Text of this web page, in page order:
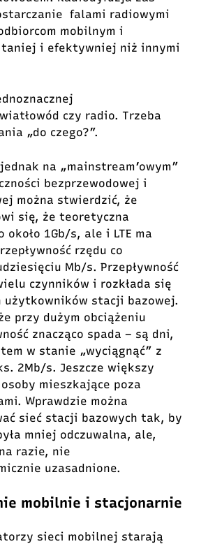
falami radiowymi
mobilnym i
taniej i efektywniej niż innymi
czy radio. Trzeba
„do czego?”.
na „mainstream’owym”
bezprzewodowej i
można stwierdzić, że
się, że teoretyczna
około 1Gb/s, ale i LTE ma
rzędu co
Mb/s. Przepływność
czynników i rozkłada się
użytkowników stacji bazowej.
przy dużym obciążeniu
znacząco spada – są dni,
w stanie „wyciągnąć” z
2Mb/s. Jeszcze większy
mieszkające poza
Wprawdzie można
sieć stacji bazowych tak, by
mniej odczuwalna, ale,
razie, nie
uzasadnione.
mobilnie i stacjonarnie
sieci mobilnej starają